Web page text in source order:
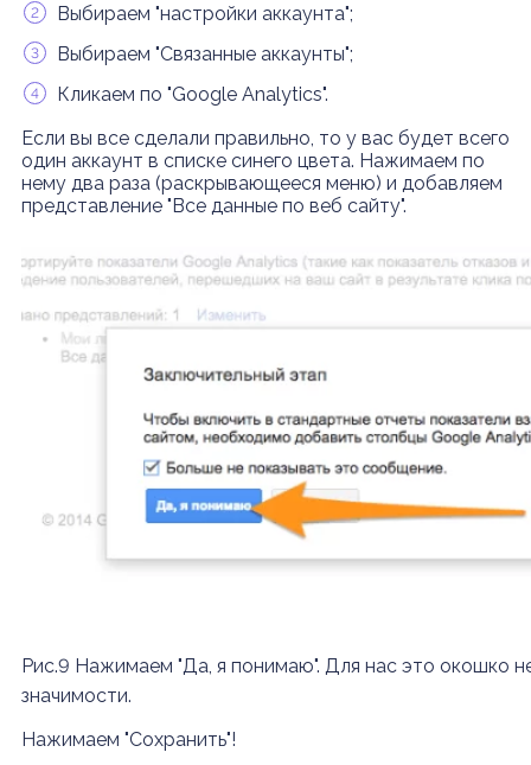
Выбираем "настройки аккаунта";
Выбираем "Связанные аккаунты";
Кликаем по "Google Analytics".
Если вы все сделали правильно, то у вас будет всего
один аккаунт в списке синего цвета. Нажимаем по
нему два раза (раскрывающееся меню) и добавляем
представление "Все данные по веб сайту".
Рис.9 Нажимаем "Да, я понимаю". Для нас это окошко
значимости.
Нажимаем "Сохранить"!